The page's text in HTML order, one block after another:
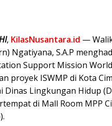
, KilasNusantara.id —
Ngatiyana, S.A.P
Support Mission
proyek ISWMP di Kota
Dinas Lingkungan Hidup
di Mall Room MPP